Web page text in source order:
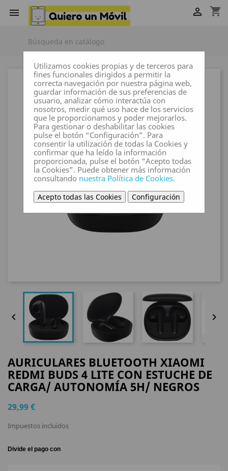
 shopping_cart

 
AURICULARES BLUETOOTH XIAOMI
REDMI BUDS 4 LITE CON ESTUCHE DE
CARGA/ AUTONOMÍA 5H/ NEGROS
29,99 €
Impuestos incluidos
Utilizamos cookies propias y de terceros para
fines funcionales dirigidos a permitir la
correcta navegación por nuestra página web,
guardar información de sus preferencias de
usuario, analizar cómo interactúa con
nosotros, medir qué uso hace de los servicios
que le proporcionamos y poder mejorarlos.
Para gestionar o deshabilitar las cookies
pulse el botón “Configuración”. Para
consentir la utilización de todas la Cookies y
confirmar que ha leído la información
proporcionada, pulse el botón “Acepto todas
la Cookies”. Puede obtener más información
consultando nuestra Política de Cookies.
Acepto todas las Cookies Configuración